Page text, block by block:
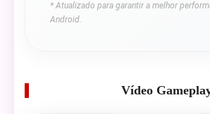
* Atualizado para garantir a melhor
Android.
Vídeo